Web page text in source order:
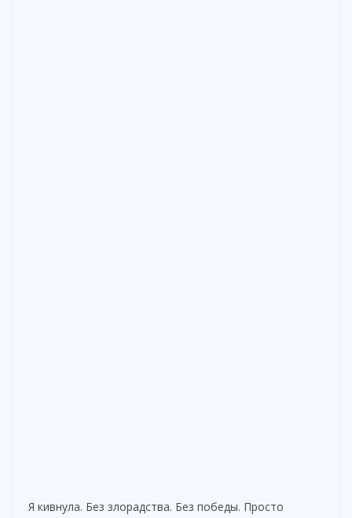
Я кивнула. Без злорадства. Без победы. Просто